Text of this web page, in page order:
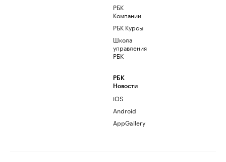
РБК
Компании
РБК Курсы
Школа
управления
РБК
РБК
Новости
iOS
Android
AppGallery